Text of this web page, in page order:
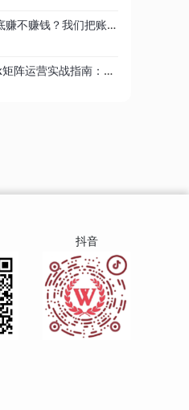
TikTok 美区到底赚不赚钱？我们把账一项一项算清楚！
跨境电商TikTok矩阵运营实战指南：从布局到落地的全攻略
抖音